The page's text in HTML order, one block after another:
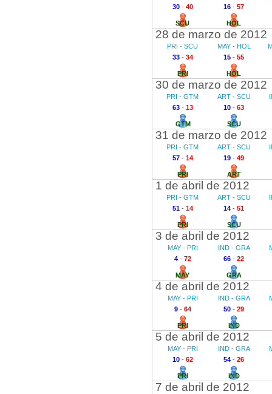
30- 40
SCU
16 - 57
HOL
28 de marzo de 2012
PRI - SCU
33- 34
PRI
MAY - HOL
15 - 55
HOL
30 de marzo de 2012
PRI - GTM
63- 13
GTM
ART - SCU
10 - 63
SCU
31 de marzo de 2012
PRI - GTM
57- 14
PRI
ART - SCU
19 - 49
ART
1 de abril de 2012
PRI - GTM
51- 14
PRI
ART - SCU
14 - 51
SCU
3 de abril de 2012
MAY - PRI
4- 72
MAY
IND - GRA
66 - 22
GRA
4 de abril de 2012
MAY - PRI
9- 64
PRI
IND - GRA
50 - 29
IND
5 de abril de 2012
MAY - PRI
10- 62
PRI
IND - GRA
54 - 26
IND
7 de abril de 2012